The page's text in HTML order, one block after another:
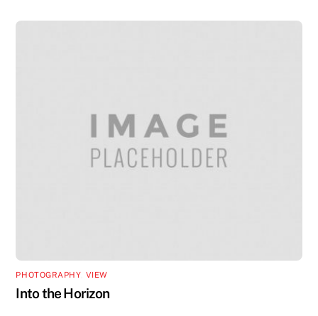
PHOTOGRAPHY, VIEW
Into the Horizon